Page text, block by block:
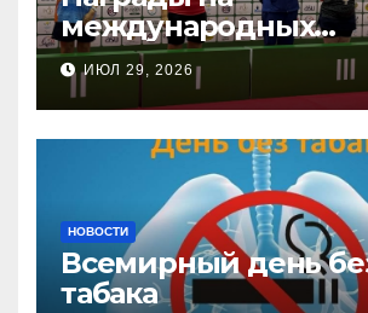
международных
соревнованиях
настольного
ИЮЛ 29, 2026
НОВОСТИ
Всемирный день
табака